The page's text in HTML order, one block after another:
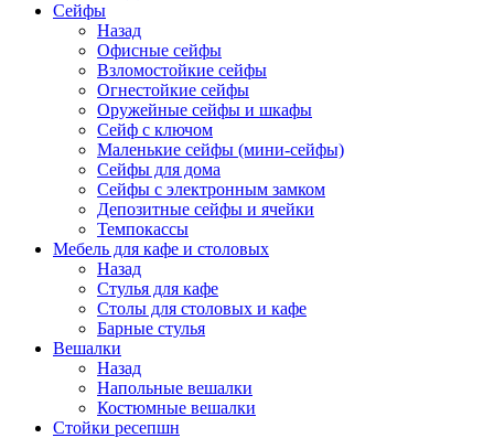
Сейфы
Назад
Офисные сейфы
Взломостойкие сейфы
Огнестойкие сейфы
Оружейные сейфы и шкафы
Сейф с ключом
Маленькие сейфы (мини-сейфы)
Сейфы для дома
Сейфы с электронным замком
Депозитные сейфы и ячейки
Темпокассы
Мебель для кафе и столовых
Назад
Стулья для кафе
Столы для столовых и кафе
Барные стулья
Вешалки
Назад
Напольные вешалки
Костюмные вешалки
Стойки ресепшн